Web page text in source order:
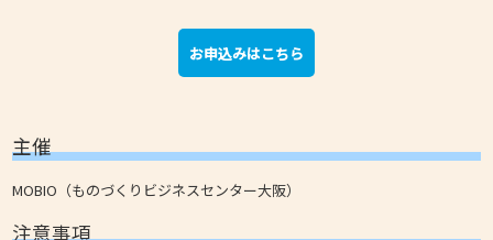
お申込みはこちら
主催
MOBIO（ものづくりビジネスセンター大阪）
注意事項